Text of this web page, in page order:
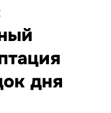
дня